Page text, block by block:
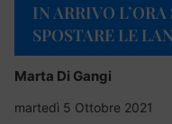
IN ARRIVO
SPOSTARE LE
Marta Di Gangi
martedì 5 Ottobre 2021